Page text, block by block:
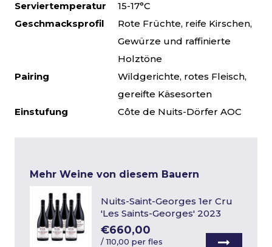
Serviertemperatur
15-17°C
Geschmacksprofil
Rote Früchte, reife Kirschen,
Gewürze und raffinierte
Holztöne
Pairing
Wildgerichte, rotes Fleisch,
gereifte Käsesorten
Einstufung
Côte de Nuits-Dörfer AOC
Mehr Weine von diesem Bauern
Nuits-Saint-Georges 1er Cru
'Les Saints-Georges' 2023
€660,00
/110,00 per fles